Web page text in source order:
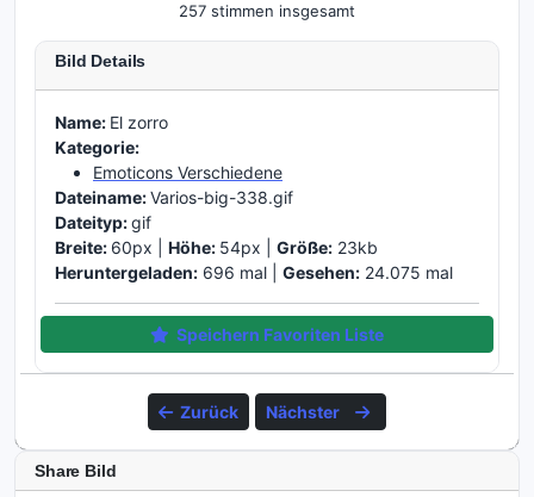
257 stimmen insgesamt
Bild Details
Name: El zorro
Kategorie:
Emoticons Verschiedene
Dateiname:Varios-big-338.gif
Dateityp:gif
Breite: 60px | Höhe: 54px | Größe: 23kb
Heruntergeladen: 696 mal | Gesehen: 24.075 mal
Speichern Favoriten Liste
Zurück Nächster
Share Bild